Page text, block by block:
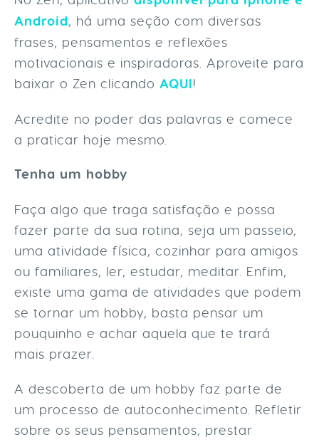
Android, há uma seção com diversas
frases, pensamentos e reflexões
motivacionais e inspiradoras. Aproveite para
baixar o Zen clicando AQUI!
Acredite no poder das palavras e comece
a praticar hoje mesmo.
Tenha um hobby
Faça algo que traga satisfação e possa
fazer parte da sua rotina, seja um passeio,
uma atividade física, cozinhar para amigos
ou familiares, ler, estudar, meditar. Enfim,
existe uma gama de atividades que podem
se tornar um hobby, basta pensar um
pouquinho e achar aquela que te trará
mais prazer.
A descoberta de um hobby faz parte de
um processo de autoconhecimento. Refletir
sobre os seus pensamentos, prestar